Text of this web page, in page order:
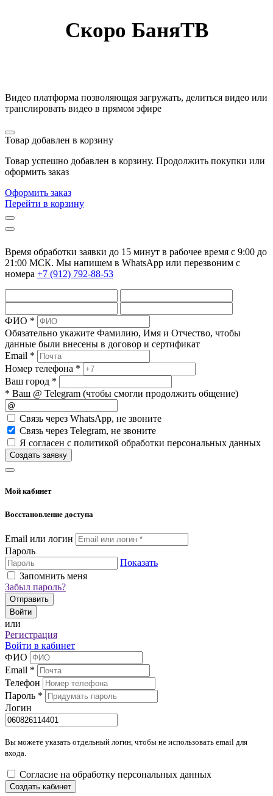
Скоро БаняТВ
Видео платформа позволяющая загружать, делиться видео или
транслировать видео в прямом эфире
Товар добавлен в корзину
Товар успешно добавлен в корзину. Продолжить покупки или
оформить заказ
Оформить заказ
Перейти в корзину
Время обработки заявки до 15 минут в рабочее время c 9:00 до
21:00 МСК. Мы напишем в WhatsApp или перезвоним с
номера +7 (912) 792-88-53
ФИО *
Обязательно укажите Фамилию, Имя и Отчество, чтобы
данные были внесены в договор и сертификат
Email *
Номер телефона *
Ваш город *
* Ваш @ Telegram (чтобы смогли продолжить общение)
Cвязь через WhatsApp, не звоните
Cвязь через Telegram, не звоните
Я согласен с политикой обработки персональных данных
Создать заявку
Мой кабинет
Восстановление доступа
Email или логин
Пароль
Показать
Запомнить меня
Забыл пароль?
Отправить
Войти
или
Регистрация
Войти в кабинет
ФИО
Email *
Телефон
Пароль *
Логин
Вы можете указать отдельный логин, чтобы не использовать email для
входа.
Согласие на обработку персональных данных
Создать кабинет